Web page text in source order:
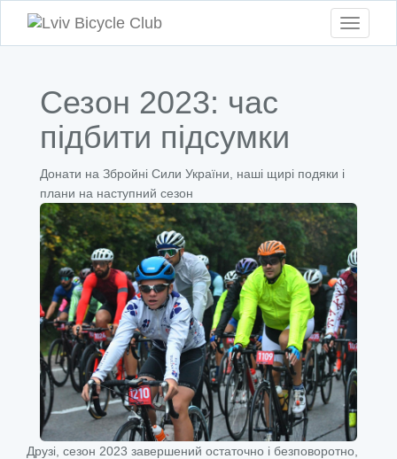
Toggle
Сезон 2023: час
підбити підсумки
Донати на Збройні Сили України, наші щирі подяки і
плани на наступний сезон
Друзі, сезон 2023 завершений остаточно і безповоротно,